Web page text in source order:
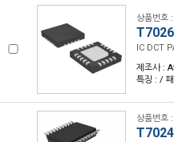
상품번호
IC DCT
제조사 :
특징 : /
상품번호